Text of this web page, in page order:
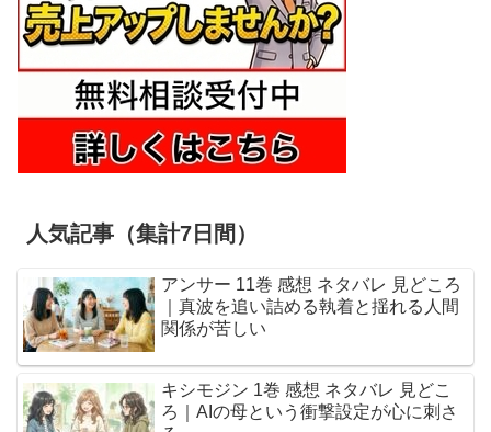
人気記事（集計7日間）
アンサー 11巻 感想 ネタバレ 見どころ
｜真波を追い詰める執着と揺れる人間
関係が苦しい
キシモジン 1巻 感想 ネタバレ 見どこ
ろ｜AIの母という衝撃設定が心に刺さ